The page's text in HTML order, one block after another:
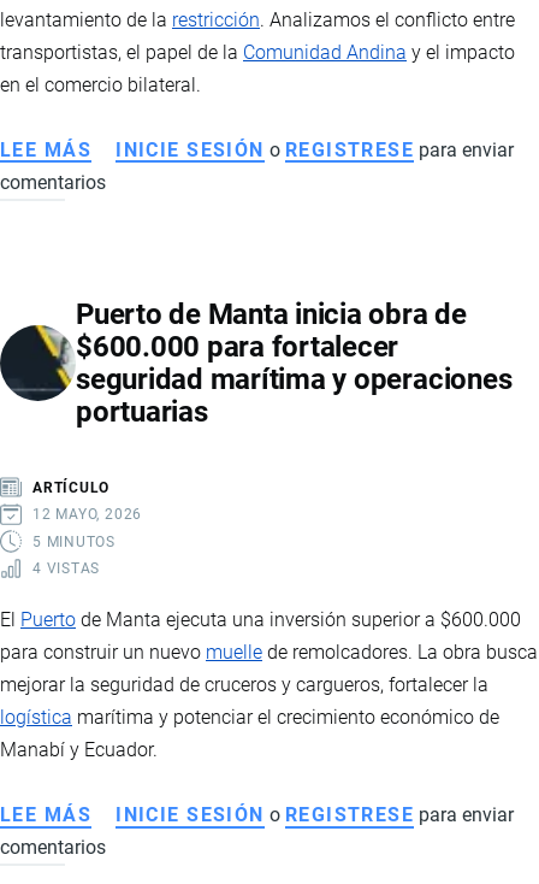
levantamiento de la restricción. Analizamos el conflicto entre
transportistas, el papel de la Comunidad Andina y el impacto
en el comercio bilateral.
LEE MÁS SOBRE
TRANSPORTE
ECUADOR
Y
COLOMBIA:
EL
DE
CAMIONES
SIGUE
APLICARSE
AL
LEVANTAMIENTO
RESTRICCIÓN
INICIE SESIÓN o REGISTRESE para enviar
comentarios
Puerto de Manta inicia obra de
$600.000 para fortalecer
seguridad marítima y operaciones
portuarias
ARTÍCULO
12 MAYO, 2026
5 MINUTOS
4 VISTAS
El Puerto de Manta ejecuta una inversión superior a $600.000
para construir un nuevo muelle de remolcadores. La obra busca
mejorar la seguridad de cruceros y cargueros, fortalecer la
logística marítima y potenciar el crecimiento económico de
Manabí y Ecuador.
LEE MÁS SOBRE
PUERTO
INICIE SESIÓN o REGISTRESE para enviar
comentarios